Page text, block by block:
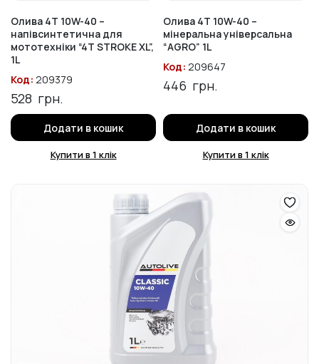
Олива 4T 10W-40 –
напівсинтетична для
мототехніки “4T STROKE XL”,
1L
Код: 209379
528 грн.
Додати в кошик
Купити в 1 клік
Олива 4T 10W-40 –
мінеральна універсальна
“AGRO” 1L
Код: 209647
446 грн.
Додати в кошик
Купити в 1 клік